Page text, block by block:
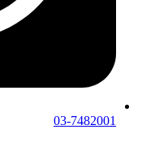
03-7482001